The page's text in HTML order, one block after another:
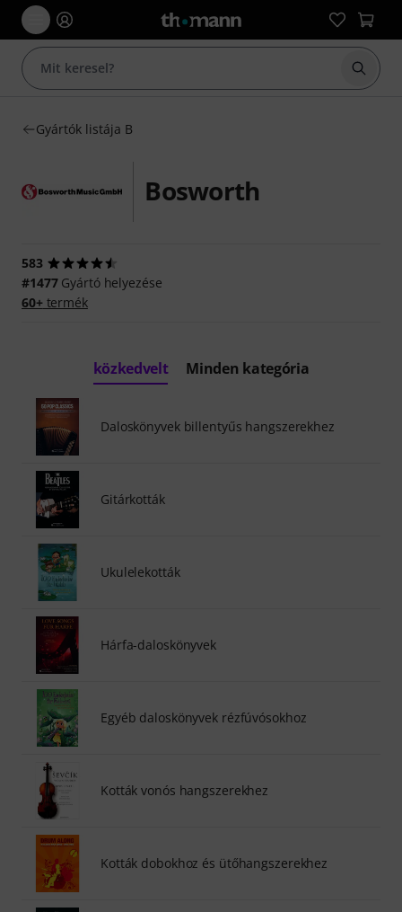
Gyártók listája B
Bosworth
583
#1477Gyártó helyezése
60+termék
közkedvelt Minden kategória
Daloskönyvek billentyűs hangszerekhez
Gitárkották
Ukulelekották
Hárfa-daloskönyvek
Egyéb daloskönyvek rézfúvósokhoz
Kották vonós hangszerekhez
Kották dobokhoz és ütőhangszerekhez